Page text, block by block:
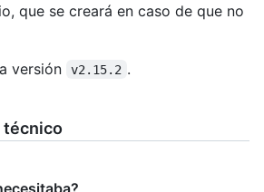
que se creará en caso de que no
versión
v2.15.2 .
técnico